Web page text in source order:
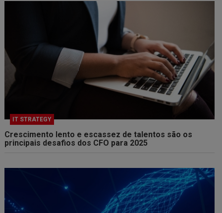
IT STRATEGY
Crescimento lento e escassez de talentos são os
principais desafios dos CFO para 2025